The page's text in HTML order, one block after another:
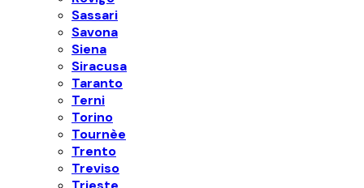
Sassari
Savona
Siena
Siracusa
Taranto
Terni
Torino
Tournèe
Trento
Treviso